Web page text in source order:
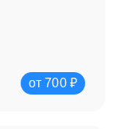
от 700 ₽